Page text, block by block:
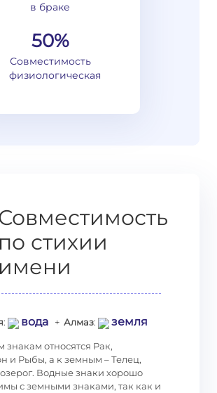
в браке
50%
Совместимость
физиологическая
по стихии
имени
: вода + Алмаз: земля
знакам относятся Рак,
и Рыбы, а к земным – Телец,
Водные знаки хорошо
с земными знаками, так как и